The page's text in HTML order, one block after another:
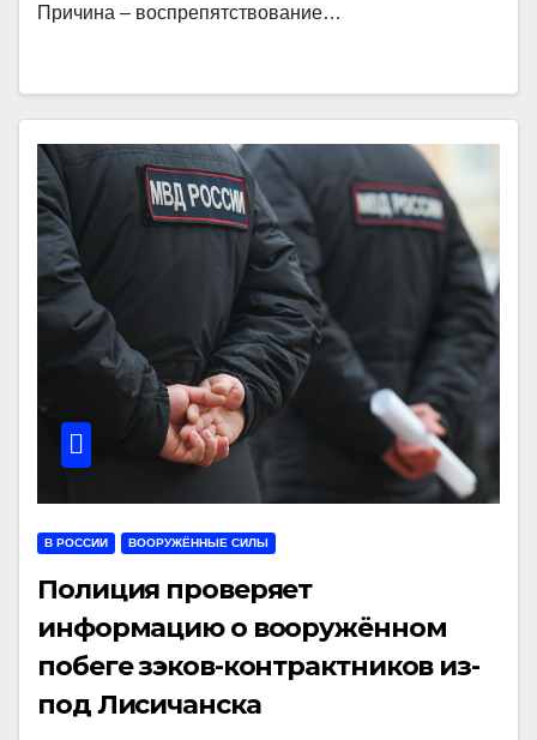
Причина – воспрепятствование…
В РОССИИ ВООРУЖЁННЫЕ СИЛЫ
Полиция проверяет
информацию о вооружённом
побеге зэков-контрактников из-
под Лисичанска